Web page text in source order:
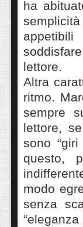
ha
lettore.
Altra
ritmo.
sempre
lettore,
sono
questo,
modo
senza
“eleganza